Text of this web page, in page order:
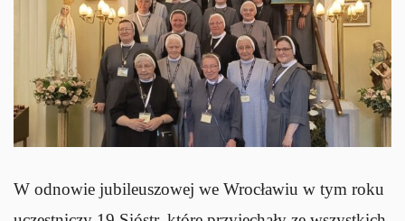
W odnowie jubileuszowej we Wrocławiu w tym roku